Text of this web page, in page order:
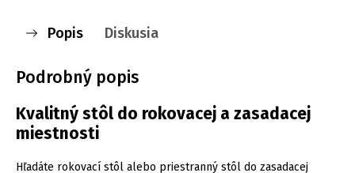
Popis Diskusia
Podrobný popis
Kvalitný stôl do rokovacej a zasadacej
miestnosti
Hľadáte rokovací stôl alebo priestranný stôl do zasadacej